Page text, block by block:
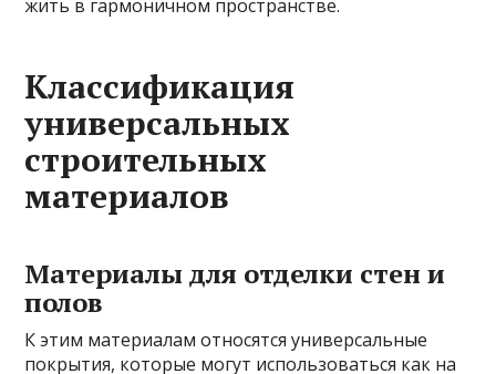
жить в гармоничном пространстве.
Классификация
универсальных
строительных
материалов
Материалы для отделки стен и
полов
К этим материалам относятся универсальные
покрытия, которые могут использоваться как на